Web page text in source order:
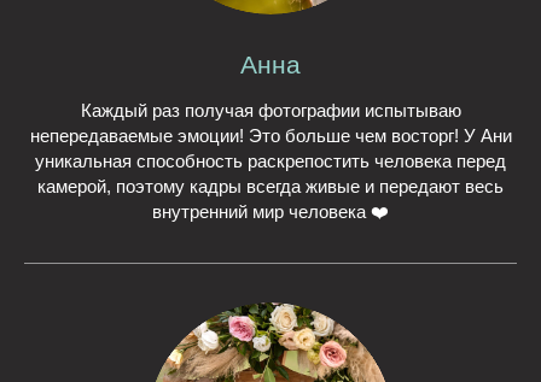
Анна
Каждый раз получая фотографии испытываю
непередаваемые эмоции! Это больше чем восторг! У Ани
уникальная способность раскрепостить человека перед
камерой, поэтому кадры всегда живые и передают весь
внутренний мир человека ❤️